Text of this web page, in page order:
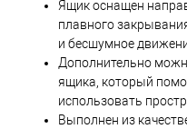
Ящик оснащен
плавного
и бесшумное
Дополнительно
ящика, который
использовать
Выполнен из